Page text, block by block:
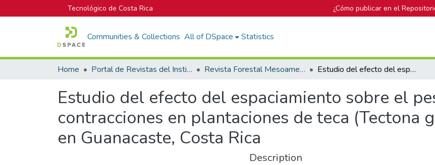
Tecnológico de Costa Rica ¿Cómo publicar en el
Communities & Collections All of DSpace Statistics
Home Portal de Revistas del Instituto Tecnológico de Costa Rica Revista Forestal Mesoamericana Kurú Estudio del efecto del espaciamiento sobre el peso específico básico y contracciones en plantaciones de teca (Tectona grandis L.f.) de 10 años en Guanacaste, Costa Rica
Estudio del efecto del espaciamiento sobre el
contracciones en plantaciones de teca (Tectona
en Guanacaste, Costa Rica
Description